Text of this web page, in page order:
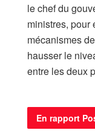
le chef du
ministres, pour
mécanismes
hausser le
entre les deux
En rapport